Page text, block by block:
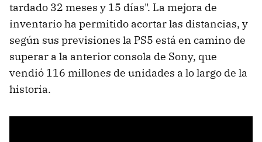
tardado 32 meses y 15 días". La mejora de
inventario ha permitido acortar las distancias, y
según sus previsiones la PS5 está en camino de
superar a la anterior consola de Sony, que
vendió 116 millones de unidades a lo largo de la
historia.